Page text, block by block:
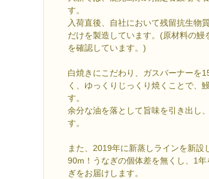
す。
入荷直後、自社において残留抗生物
だけを製造しています。(原材料の
を確認しています。)
白焼きにこだわり、ガスバーナーを
く、ゆっくりじっくり焼くことで、
す。
余分な油を落として旨味を引き出し
す。
また、2019年に新蒸しラインを新
90m！うなぎの個体差を無くし、1
ぎをお届けします。